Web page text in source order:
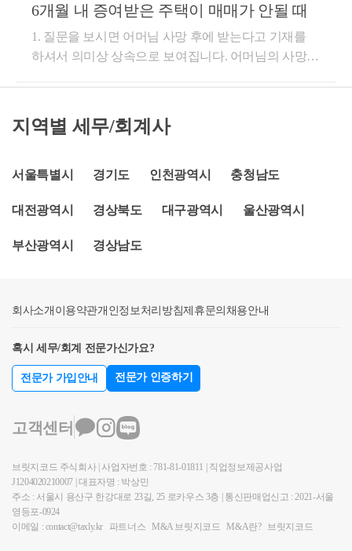
팅 양도/상속/ 증여 상담방자연세무회계컨설팅 김주성
세무사 양도/상속/증여 상담방open.kakao.com저작자 명
시 필수 영리적 사용 불가 내용 변경 불가태그#강서구
세전문세무사#마곡양도세전문세무사#부동산교환거
래#부동산교환시양도세#부동산교환시취득세#부동산
세무사#강남상속세전문세무사#일산김포부천상속세
자와 증인이 그 정확함을 승인한후 각자 서명 또는 기
명날인 해야합니다.-공정증서를 작성할수 있는 사람은
변호사,검사,판사로 한정되어 있습니다.-장점은 위변
고 싶으나 내용은 비밀로 할 때 사용하는 방법입니다.
유언자가 상속인과 상속재산에 대해 지속적인 통제력
명을 기입한 증서를 엄봉한후 날인하고, 이를 2인 이상
니다. 그후 봉서표면에 제출연월일 기재하고, 유언자
유언봉서는 그 표면에 기재된 날로부터 5일 내에 공증
인상의 증인 참여로 그 1인에게 유언의 취지를 말하고
인이 그 정확함을 승인한후 각자 서명 또는 기명날인
해야합니다. 구수증서에 의한 유언은그 증인 또는 이
해관계인이 급박한 사유가 종료한 날로부터 7일내에
병등 긴급한 상황에서 하는 것이므로 위 4가지 방법대
안됩니다.이상입니다!취득세 양도세 상속세 증여세 관
련 문의사항이나 신고업무 의뢰에 관련해서 궁금하신
것은 아래의 네이버 엑스퍼트를 이용해서 상담 주시면
친절, 신속, 정확하게 상담해 드리겠습니다.https://naver.
합적으로 검토하여 결정하는 것이 바람직합니다.
조사 시 대응할 문제입니다. 과세관청에서 해당 가액
의 차이가 크거나 적절하지 않다고 보면 국세평가심의
위원회를 열어서 감정평가를 받아 상속재산가액을 감
득가액이 되기 때문에, 양도소득세를 고려한다면 오히
방안도 검토대상입니다. 상속 후 양도를 고민한다면,
교하여야 합니다. 3. 상속세 산정기준액이라는 것이 상
액이 시가에 해당되면 굳이 양도시기를 늦출 필요는
상속세는 상속세 신고, 세무조사, 추후 양도할 자산의
와 상의 후에 진행하시기를 권장드립니다. 감사합니
다. 세무회계 장성 세무사 신윤권 드림.
6개월 내 증여받은 주택이 매매가 안될 때
1. 질문을 보시면 어머님 사망 후에 받는다고 기재를
하셔서 의미상 상속으로 보여집니다. 어머님의 사망으
익이 없습니다. 2. 가족들이 상속주택과 관련하여 별도
의 협의가 없으시면 민법상 법정지분율로 상속을 받게
가액 산정시 시가가 원칙인데 보통 아파트의 경우 유
상속개시일 전후 6개월에 유사 아파트의 매매한 사례
부터 6개월 이내에 해당 집을 양도하면 주택의 취득가
것 같습니다. 5. 주택이 5억원대라고 하셨는데, 만약 상
이 지난 후에 그 가액으로 양도하시더라도 양도소득세
를 부담하지 않을 수 있습니다. 6. 6개월이 지나시더라
도 어떠한 불이익이 없으니 걱정하지 않으셔도 됩니다
는 반드시 하셔야 합니다. 위와 관련하여 추가적인 질
다. 답변이 도움이 되셨길 바라며 오늘도 좋은 하루 되
시기 바랍니다. (현) 세무회계조예 대표 세무사 (현) 고
려대학교 법무대학원 조세법학과 석사수료 (현) 구로
세무서 국세심사위원회 민간위원 (현) 화성세무서 납
지역별 세무/회계사
서울특별시 경기도 인천광역시 충청남도
대전광역시 경상북도 대구광역시 울산광역시
부산광역시 경상남도
회사소개 이용약관개인정보처리방침제휴문의 채용안내
혹시 세무/회계 전문가신가요?
전문가 가입안내 전문가 인증하기
고객센터
브릿지코드 주식회사 | 사업자번호 : 781-81-01811 | 직업정보제공사업
J1204020210007 | 대표자명 : 박상민
주소 : 서울시 용산구 한강대로 23길, 25 로카우스 3층 | 통신판매업신고 : 2021-서울
영등포-0924
이메일 : contact@taxly.kr
파트너스 M&A 브릿지코드 M&A란? 브릿지코드